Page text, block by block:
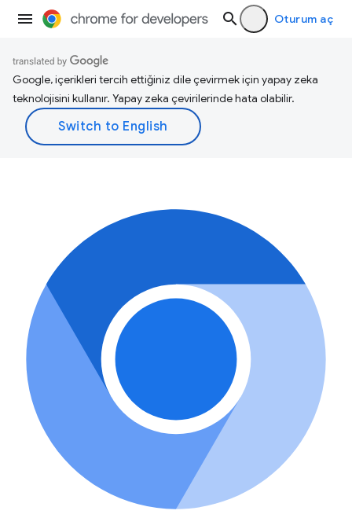
Oturum aç
Google, içerikleri tercih ettiğiniz dile çevirmek için yapay zeka
teknolojisini kullanır. Yapay zeka çevirilerinde hata olabilir.